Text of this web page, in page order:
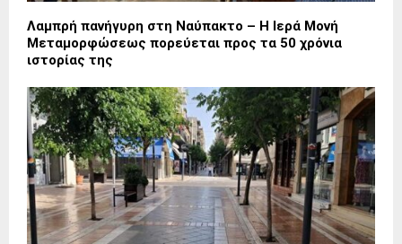
Λαμπρή πανήγυρη στη Ναύπακτο – Η Ιερά Μονή
Μεταμορφώσεως πορεύεται προς τα 50 χρόνια
ιστορίας της